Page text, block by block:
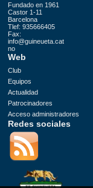
Fundado en 1961
Castor 1-11
Barcelona
Tlef: 935666405
Fax:
info@guineueta.cat
no
Web
Club
Equipos
Actualidad
Patrocinadores
Acceso administradores
Redes sociales